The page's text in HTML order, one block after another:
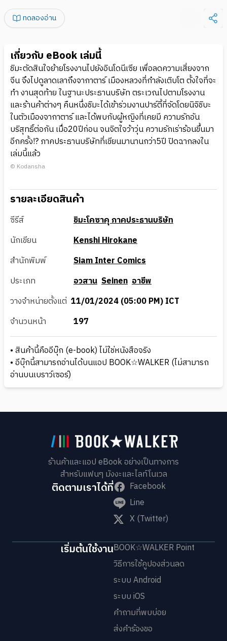
ทดลองอ่าน
เกี่ยวกับ eBook เล่มนี้
ชิมะตัดสินใจย้ายโรงงานไปยังอินโดนีเซีย เพื่อลดความเสี่ยงจาก
จีน จึงไปดูลาดเลาถึงจากาตาร์ เมืองหลวงที่กำลังเติบโต ตั้งใจที่จะ
ทำ งานสุดท้าย ในฐานะประธานบริษัท ตระเวณไปตามโรงงาน
และร้านค้าต่างๆ คืนหนึ่งชิมะได้เข้าร่วมงานปาร์ตี้ที่จัดโดยนิจิชิบะ
ในตัวเมืองจากาตาร์ และได้พบกับผู้หญิงที่เคยมี ความรักอัน
บริสุทธิ์ต่อกัน เมื่้อ20ปีก่อน จนจิตใจว้าวุ่น ความรักเร่าร้อนขึ้นมา
อีกครั้ง!? ภาคประธานบริษัทที่เขียนมานานกว่า5ปี ปิดฉากลงใน
เล่มนี้แล้ว
© Kodansha
รายละเอียดสินค้า
ซีรีส์
ชิมะโคซาคุ ภาคประธานบริษัท
นักเขียน
Kenshi Hirokane
สำนักพิมพ์
Siam Inter Comics
ประเภท
อวสาน Seinen อาชีพ
วางจำหน่ายตั้งแต่ 11/01/2024 (05:00 PM) ICT
จำนวนหน้า
197
• สินค้านี้คืออีบุ๊ก (e-book) ไม่ใช่หนังสือจริง
• อีบุ๊กนี้สามารถอ่านได้บนแอป BOOK☆WALKER (ไม่สามารถ
อ่านบนเบราว์เซอร์)
ร้านค้าและแอป eBook อย่างเป็นทางการ
สำหรับแฟนๆ มังงะและไลท์โนเวล
ติดตามเราได้ที่
Facebook
Line
X (Twitter)
เริ่มต้นใช้งานBOOK☆WALKER Point
วิธีการใช้คูปองส่วนลด
ระบบ Android
ระบบ iOS
คำถามที่พบบ่อย
ส่งคำร้องขอ